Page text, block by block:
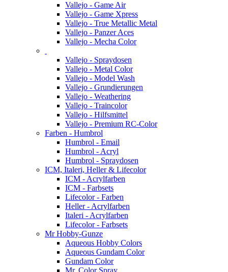
Vallejo - Game Air
Vallejo - Game Xpress
Vallejo - True Metallic Metal
Vallejo - Panzer Aces
Vallejo - Mecha Color
Vallejo - Spraydosen
Vallejo - Metal Color
Vallejo - Model Wash
Vallejo - Grundierungen
Vallejo - Weathering
Vallejo - Traincolor
Vallejo - Hilfsmittel
Vallejo - Premium RC-Color
Farben - Humbrol
Humbrol - Email
Humbrol - Acryl
Humbrol - Spraydosen
ICM, Italeri, Heller & Lifecolor
ICM - Acrylfarben
ICM - Farbsets
Lifecolor - Farben
Heller - Acrylfarben
Italeri - Acrylfarben
Lifecolor - Farbsets
Mr Hobby-Gunze
Aqueous Hobby Colors
Aqueous Gundam Color
Gundam Color
Mr. Color Spray